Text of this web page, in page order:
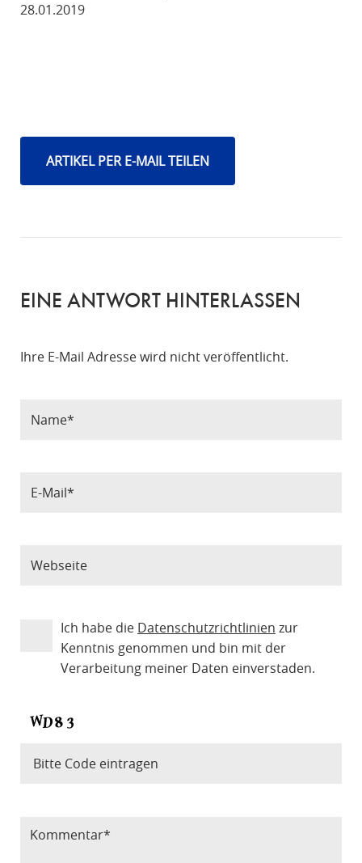
28.01.2019
ARTIKEL PER E-MAIL TEILEN
EINE ANTWORT HINTERLASSEN
Ihre E-Mail Adresse wird nicht veröffentlicht.
Ich habe die Datenschutzrichtlinien zur
Kenntnis genommen und bin mit der
Verarbeitung meiner Daten einverstaden.